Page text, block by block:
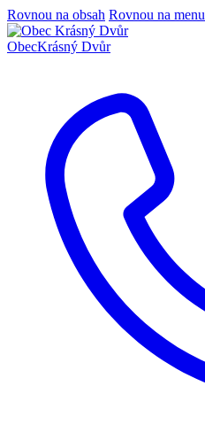
Rovnou na obsah Rovnou na menu
ObecKrásný Dvůr